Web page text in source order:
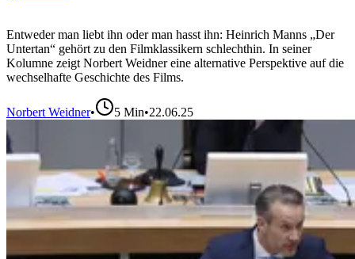
Entweder man liebt ihn oder man hasst ihn: Heinrich Manns „Der
Untertan“ gehört zu den Filmklassikern schlechthin. In seiner
Kolumne zeigt Norbert Weidner eine alternative Perspektive auf die
wechselhafte Geschichte des Films.
Norbert Weidner• 5 Min•22.06.25